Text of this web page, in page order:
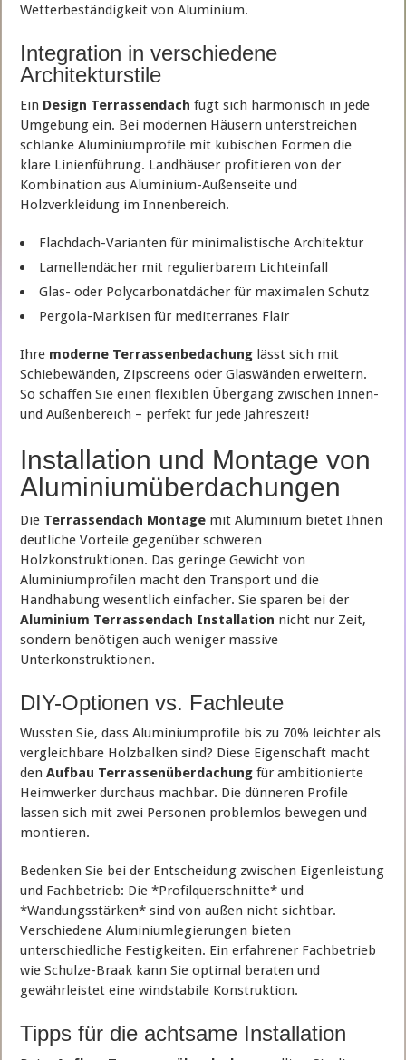
Wetterbeständigkeit von Aluminium.
Integration in verschiedene
Architekturstile
Ein Design Terrassendach fügt sich harmonisch in jede
Umgebung ein. Bei modernen Häusern unterstreichen
schlanke Aluminiumprofile mit kubischen Formen die
klare Linienführung. Landhäuser profitieren von der
Kombination aus Aluminium-Außenseite und
Holzverkleidung im Innenbereich.
Flachdach-Varianten für minimalistische Architektur
Lamellendächer mit regulierbarem Lichteinfall
Glas- oder Polycarbonatdächer für maximalen Schutz
Pergola-Markisen für mediterranes Flair
Ihre moderne Terrassenbedachung lässt sich mit
Schiebewänden, Zipscreens oder Glaswänden erweitern.
So schaffen Sie einen flexiblen Übergang zwischen Innen-
und Außenbereich – perfekt für jede Jahreszeit!
Installation und Montage von
Aluminiumüberdachungen
Die Terrassendach Montage mit Aluminium bietet Ihnen
deutliche Vorteile gegenüber schweren
Holzkonstruktionen. Das geringe Gewicht von
Aluminiumprofilen macht den Transport und die
Handhabung wesentlich einfacher. Sie sparen bei der
Aluminium Terrassendach Installation nicht nur Zeit,
sondern benötigen auch weniger massive
Unterkonstruktionen.
DIY-Optionen vs. Fachleute
Wussten Sie, dass Aluminiumprofile bis zu 70% leichter als
vergleichbare Holzbalken sind? Diese Eigenschaft macht
denAufbau Terrassenüberdachung für ambitionierte
Heimwerker durchaus machbar. Die dünneren Profile
lassen sich mit zwei Personen problemlos bewegen und
montieren.
Bedenken Sie bei der Entscheidung zwischen Eigenleistung
und Fachbetrieb: Die *Profilquerschnitte* und
*Wandungsstärken* sind von außen nicht sichtbar.
Verschiedene Aluminiumlegierungen bieten
unterschiedliche Festigkeiten. Ein erfahrener Fachbetrieb
wie Schulze-Braak kann Sie optimal beraten und
gewährleistet eine windstabile Konstruktion.
Tipps für die achtsame Installation